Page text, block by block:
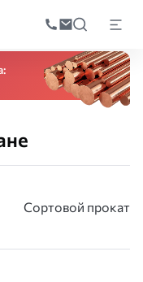
по
Сортовой прокат